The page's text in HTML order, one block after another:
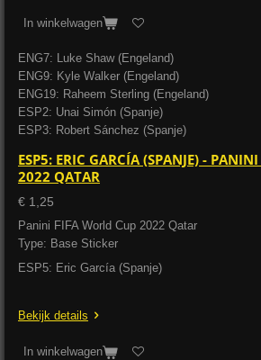
In winkelwagen
ENG7: Luke Shaw (Engeland)
ENG9: Kyle Walker (Engeland)
ENG19: Raheem Sterling (Engeland)
ESP2: Unai Simón (Spanje)
ESP3: Robert Sánchez (Spanje)
ESP5: ERIC GARCÍA (SPANJE) -
2022 QATAR
€ 1,25
Panini FIFA World Cup 2022 Qatar
Type: Base Sticker
ESP5: Eric García (Spanje)
Bekijk details
In winkelwagen